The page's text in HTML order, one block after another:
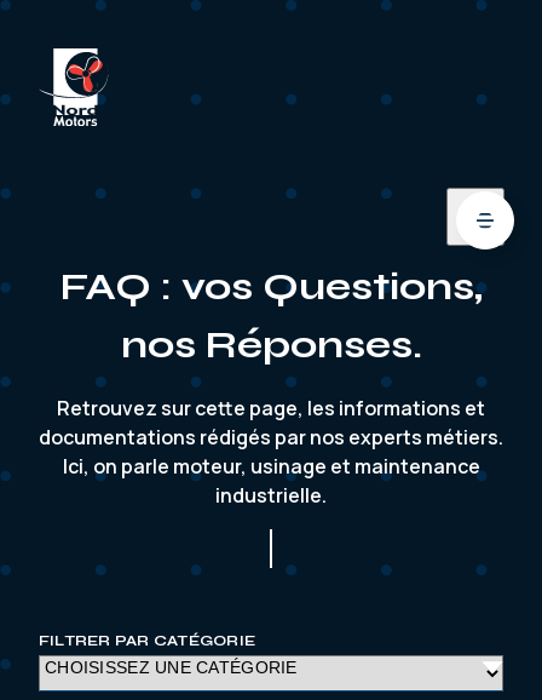
FAQ : vos Questions,
nos Réponses.
Retrouvez sur cette page, les informations et
documentations rédigés par nos experts métiers.
Ici, on parle moteur, usinage et maintenance
industrielle.
FILTRER PAR CATÉGORIE